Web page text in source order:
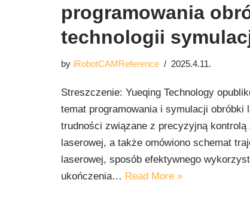
programowania
technologii
by iRobotCAMReference 2025.4.11.
Streszczenie: Yueqing Technology
temat programowania i symulacji obróbki
trudności związane z precyzyjną
laserowej, a także omówiono schemat
laserowej, sposób efektywnego
ukończenia… Read More »